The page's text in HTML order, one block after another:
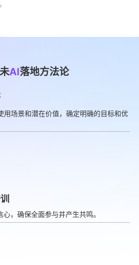
AI落地方法论
用场景和潜在价值，确定明确的目标和优
，确保全面参与并产生共鸣。